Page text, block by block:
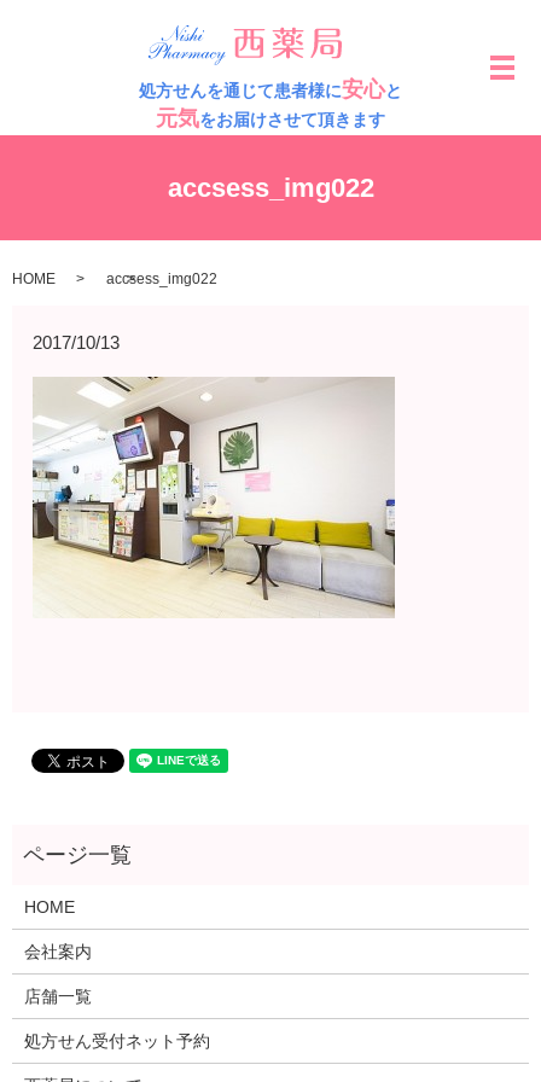
処方せんを通じて患者様に安心と
元気をお届けさせて頂きます
メ
accsess_img022
HOME accsess_img022
2017/10/13
HOME
会社案内
店舗一覧
処方せん受付ネット予約